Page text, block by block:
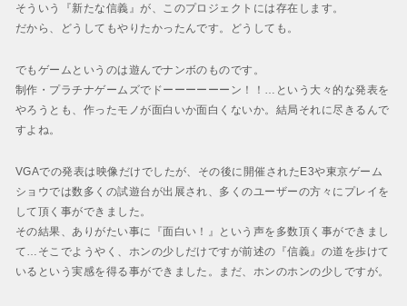
そういう『新たな信義』が、このプロジェクトには存在します。
だから、どうしてもやりたかったんです。どうしても。
でもゲームというのは遊んでナンボのものです。
制作・プラチナゲームズでドーーーーーーン！！…という大々的な発表を
やろうとも、作ったモノが面白いか面白くないか。結局それに尽きるんで
すよね。
VGAでの発表は映像だけでしたが、その後に開催されたE3や東京ゲーム
ショウでは数多くの試遊台が出展され、多くのユーザーの方々にプレイを
して頂く事ができました。
その結果、ありがたい事に『面白い！』という声を多数頂く事ができまし
て…そこでようやく、ホンの少しだけですが前述の『信義』の道を歩けて
いるという実感を得る事ができました。まだ、ホンのホンの少しですが。